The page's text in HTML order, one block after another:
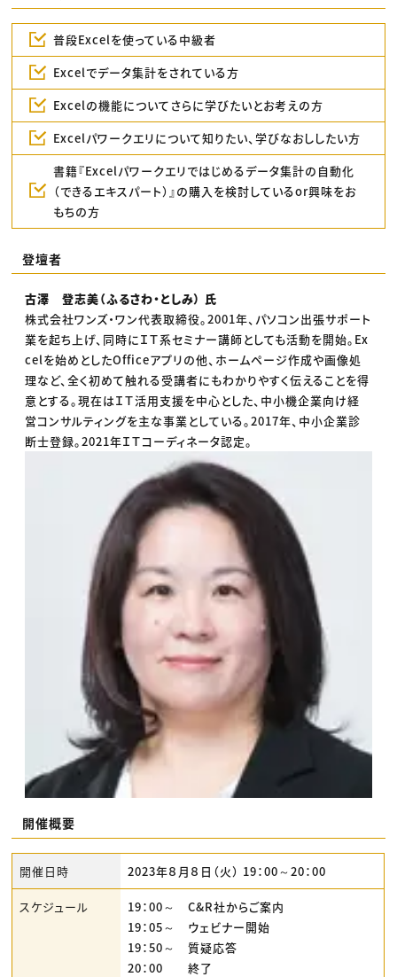
普段Excelを使っている中級者
Excelでデータ集計をされている方
Excelの機能についてさらに学びたいとお考えの方
Excelパワークエリについて知りたい、学びなおししたい方
書籍『Excelパワークエリではじめるデータ集計の自動化
（できるエキスパート）』の購入を検討しているor興味をお
もちの方
登壇者
古澤 登志美（ふるさわ・としみ） 氏
株式会社ワンズ・ワン代表取締役。2001年、パソコン出張サポート
業を起ち上げ、同時にＩＴ系セミナー講師としても活動を開始。Ex
celを始めとしたOfficeアプリの他、ホームページ作成や画像処
理など、全く初めて触れる受講者にもわかりやすく伝えることを得
意とする。現在はＩＴ活用支援を中心とした、中小機企業向け経
営コンサルティングを主な事業としている。2017年、中小企業診
断士登録。2021年ＩＴコーディネータ認定。
開催概要
開催日時 2023年８月８日（火） 19：00～20：00
スケジュール
19：00～ C&R社からご案内
19：05～ ウェビナー開始
19：50～ 質疑応答
20：00 終了